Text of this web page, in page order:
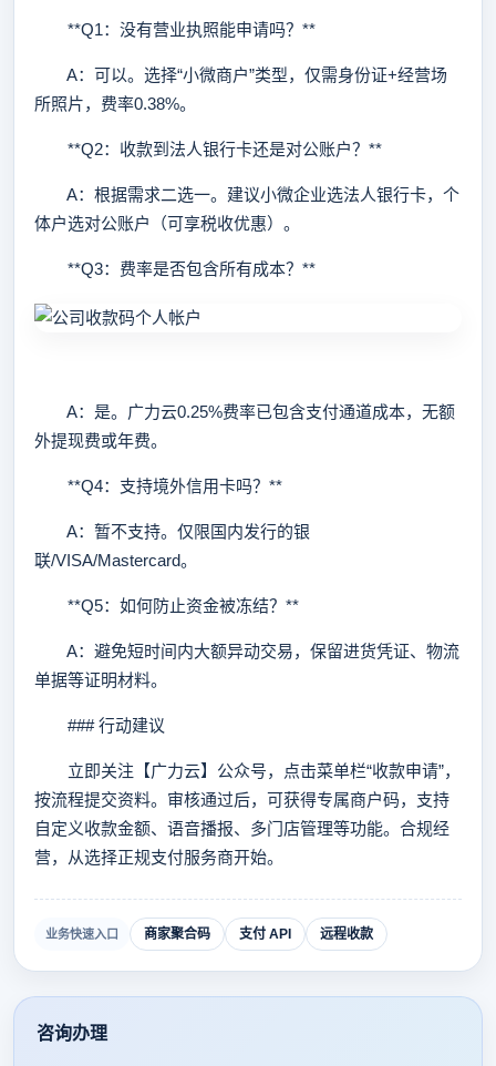
**Q1：没有营业执照能申请吗？**
A：可以。选择“小微商户”类型，仅需身份证+经营场
所照片，费率0.38%。
**Q2：收款到法人银行卡还是对公账户？**
A：根据需求二选一。建议小微企业选法人银行卡，个
体户选对公账户（可享税收优惠）。
**Q3：费率是否包含所有成本？**
A：是。广力云0.25%费率已包含支付通道成本，无额
外提现费或年费。
**Q4：支持境外信用卡吗？**
A：暂不支持。仅限国内发行的银
联/VISA/Mastercard。
**Q5：如何防止资金被冻结？**
A：避免短时间内大额异动交易，保留进货凭证、物流
单据等证明材料。
### 行动建议
立即关注【广力云】公众号，点击菜单栏“收款申请”，
按流程提交资料。审核通过后，可获得专属商户码，支持
自定义收款金额、语音播报、多门店管理等功能。合规经
营，从选择正规支付服务商开始。
业务快速入口 商家聚合码 支付 API 远程收款
咨询办理